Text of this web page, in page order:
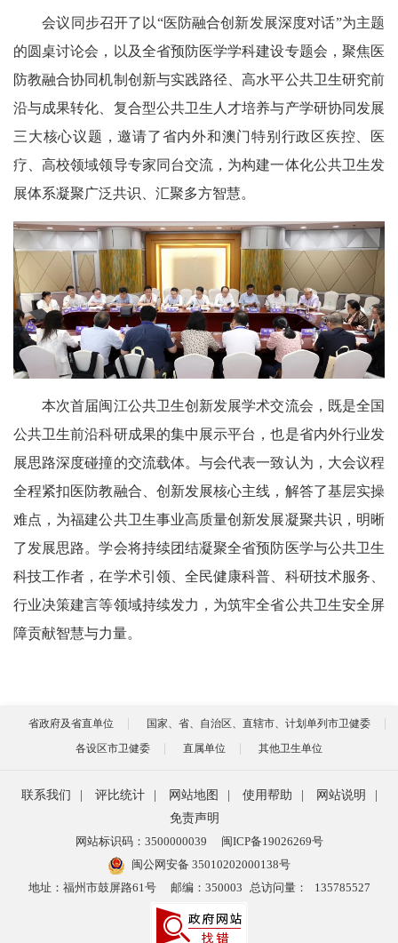
会议同步召开了以“医防融合创新发展深度对话”为主题
的圆桌讨论会，以及全省预防医学学科建设专题会，聚焦医
防教融合协同机制创新与实践路径、高水平公共卫生研究前
沿与成果转化、复合型公共卫生人才培养与产学研协同发展
三大核心议题，邀请了省内外和澳门特别行政区疾控、医
疗、高校领域领导专家同台交流，为构建一体化公共卫生发
展体系凝聚广泛共识、汇聚多方智慧。
本次首届闽江公共卫生创新发展学术交流会，既是全国
公共卫生前沿科研成果的集中展示平台，也是省内外行业发
展思路深度碰撞的交流载体。与会代表一致认为，大会议程
全程紧扣医防教融合、创新发展核心主线，解答了基层实操
难点，为福建公共卫生事业高质量创新发展凝聚共识，明晰
了发展思路。学会将持续团结凝聚全省预防医学与公共卫生
科技工作者，在学术引领、全民健康科普、科研技术服务、
行业决策建言等领域持续发力，为筑牢全省公共卫生安全屏
障贡献智慧与力量。
省政府及省直单位
国家、省、自治区、直辖市、计划单列市卫健委
各设区市卫健委
直属单位 其他卫生单位
联系我们 评比统计 网站地图 使用帮助 网站说明
免责声明
网站标识码：3500000039
闽ICP备19026269号
闽公网安备 35010202000138号
地址：福州市鼓屏路61号
邮编：350003 总访问量： 135785527